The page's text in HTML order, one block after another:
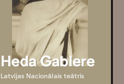
Heda Gablere
Latvijas Nacionālais teātris